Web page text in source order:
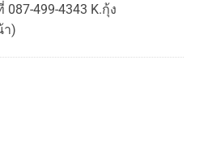
499-4343 K.กุ้ง
า)